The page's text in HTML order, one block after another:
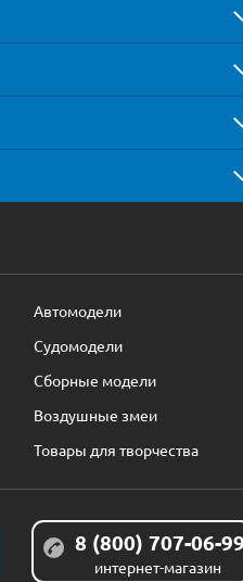
Автомодели
Судомодели
Сборные модели
Воздушные змеи
Товары для творчества
8 (800) 707-06-
интернет-магазин